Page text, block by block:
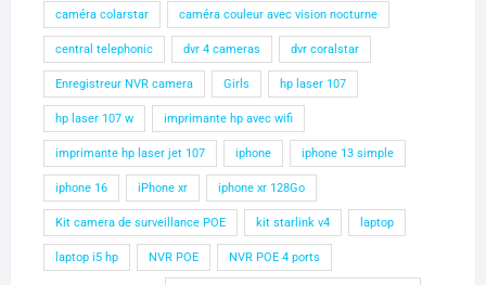
caméra colarstar caméra couleur avec vision nocturne
central telephonic dvr 4 cameras dvr coralstar
Enregistreur NVR camera Girls hp laser 107
hp laser 107 w imprimante hp avec wifi
imprimante hp laser jet 107 iphone iphone 13 simple
iphone 16 iPhone xr iphone xr 128Go
Kit camera de surveillance POE kit starlink v4 laptop
laptop i5 hp NVR POE NVR POE 4 ports